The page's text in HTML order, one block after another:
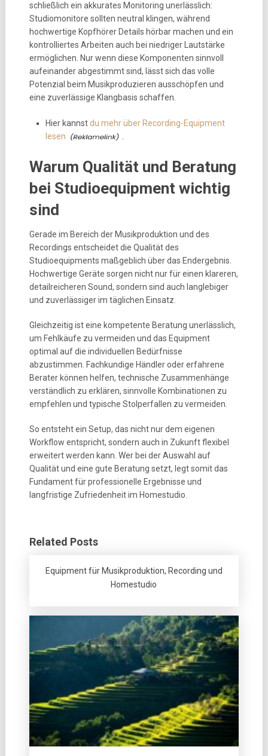
schließlich ein akkurates Monitoring unerlässlich:
Studiomonitore sollten neutral klingen, während
hochwertige Kopfhörer Details hörbar machen und ein
kontrolliertes Arbeiten auch bei niedriger Lautstärke
ermöglichen. Nur wenn diese Komponenten sinnvoll
aufeinander abgestimmt sind, lässt sich das volle
Potenzial beim Musikproduzieren ausschöpfen und
eine zuverlässige Klangbasis schaffen.
Hier kannstdu mehr über Recording-Equipment
lesen
Warum Qualität und Beratung
bei Studioequipment wichtig
sind
Gerade im Bereich der Musikproduktion und des
Recordings entscheidet die Qualität des
Studioequipments maßgeblich über das Endergebnis.
Hochwertige Geräte sorgen nicht nur für einen klareren,
detailreicheren Sound, sondern sind auch langlebiger
und zuverlässiger im täglichen Einsatz.
Gleichzeitig ist eine kompetente Beratung unerlässlich,
um Fehlkäufe zu vermeiden und das Equipment
optimal auf die individuellen Bedürfnisse
abzustimmen. Fachkundige Händler oder erfahrene
Berater können helfen, technische Zusammenhänge
verständlich zu erklären, sinnvolle Kombinationen zu
empfehlen und typische Stolperfallen zu vermeiden.
So entsteht ein Setup, das nicht nur dem eigenen
Workflow entspricht, sondern auch in Zukunft flexibel
erweitert werden kann. Wer bei der Auswahl auf
Qualität und eine gute Beratung setzt, legt somit das
Fundament für professionelle Ergebnisse und
langfristige Zufriedenheit im Homestudio.
Related Posts
Equipment für Musikproduktion, Recording und
Homestudio